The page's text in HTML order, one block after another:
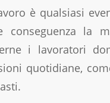
è qualsiasi
conseguenza la
i lavoratori
quotidiane,